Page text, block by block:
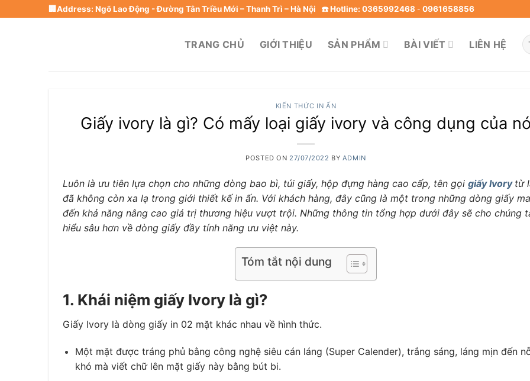
to
🏢Address: Ngõ Lao Động - Đường Tân Triều Mới – Thanh Trì – Hà Nội ☎️ Hotline: 0365992468 - 0961658856
TRANG CHỦ GIỚI THIỆU SẢN PHẨM BÀI VIẾT LIÊN HỆ
KIẾN THỨC IN ẤN
Giấy ivory là gì? Có mấy loại giấy ivory và công dụng của
POSTED ON 27/07/2022 BY ADMIN
Luôn là ưu tiên lựa chọn cho những dòng bao bì, túi giấy, hộp đựng hàng cao cấp, tên gọi giấy Ivory từ
đã không còn xa lạ trong giới thiết kế in ấn. Với khách hàng, đây cũng là một trong những dòng giấy
đến khả năng nâng cao giá trị thương hiệu vượt trội. Những thông tin tổng hợp dưới đây sẽ cho chúng
hiểu sâu hơn về dòng giấy đầy tính năng ưu việt này.
Tóm tắt nội dung
1. Khái niệm giấy Ivory là gì?
Giấy Ivory là dòng giấy in 02 mặt khác nhau về hình thức.
Một mặt được tráng phủ bằng công nghệ siêu cán láng (Super Calender), trắng sáng, láng mịn đến
khó mà viết chữ lên mặt giấy này bằng bút bi.